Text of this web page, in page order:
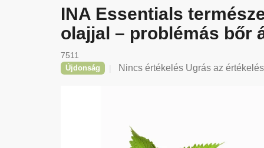
INA Essentials
olajjal – problémás bőr
7511
Újdonság
A
ből
0,0
Nincs értékelés Ugrás az